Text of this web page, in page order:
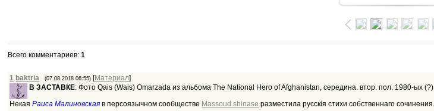
Всего комментариев:1
1 baktria (07.08.2018 06:55) [Материал]
В ЗАСТАВКЕ: Фото Qais (Wais) Omarzada из альбома The National Hero of Afghanistan, середина. втор. пол. 1980-ых
НекаяРаиса Малиновская в персоязычном сообществе Massoud.shinase разместила русскiя стихи собственнаго сочинения.